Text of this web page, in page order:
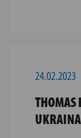
24.02.2023
THOMAS